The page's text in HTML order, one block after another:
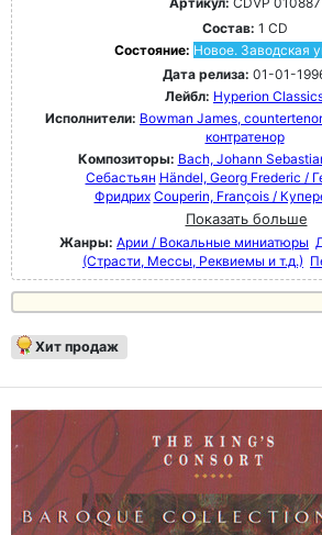
Состав: 1 CD
Состояние: Новое. Заводская
Дата релиза: 01-01-
Лейбл: Hyperion
Исполнители: Bowman James,
контратенор
Композиторы: Bach, Johann
Себастьян Händel, Georg Frederic /
Фридрих Couperin, François /
Показать больше
Жанры: Арии / Вокальные миниатюры
(Страсти, Мессы, Реквиемы и т.д.)
Хит продаж